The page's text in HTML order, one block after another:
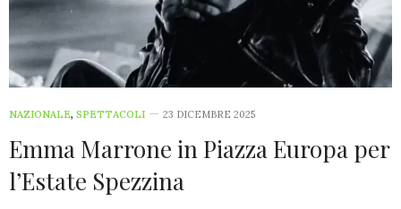
NAZIONALE, SPETTACOLI 23 DICEMBRE 2025
Emma Marrone in Piazza Europa per
l’Estate Spezzina